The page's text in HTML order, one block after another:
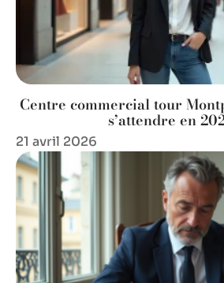
Centre commercial tour
s’attendre en
21 avril 2026